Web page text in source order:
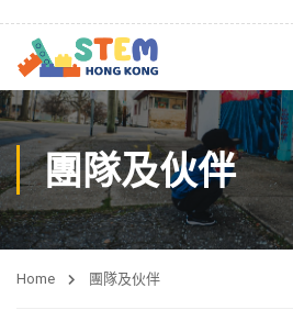
團隊及伙伴
Home 團隊及伙伴